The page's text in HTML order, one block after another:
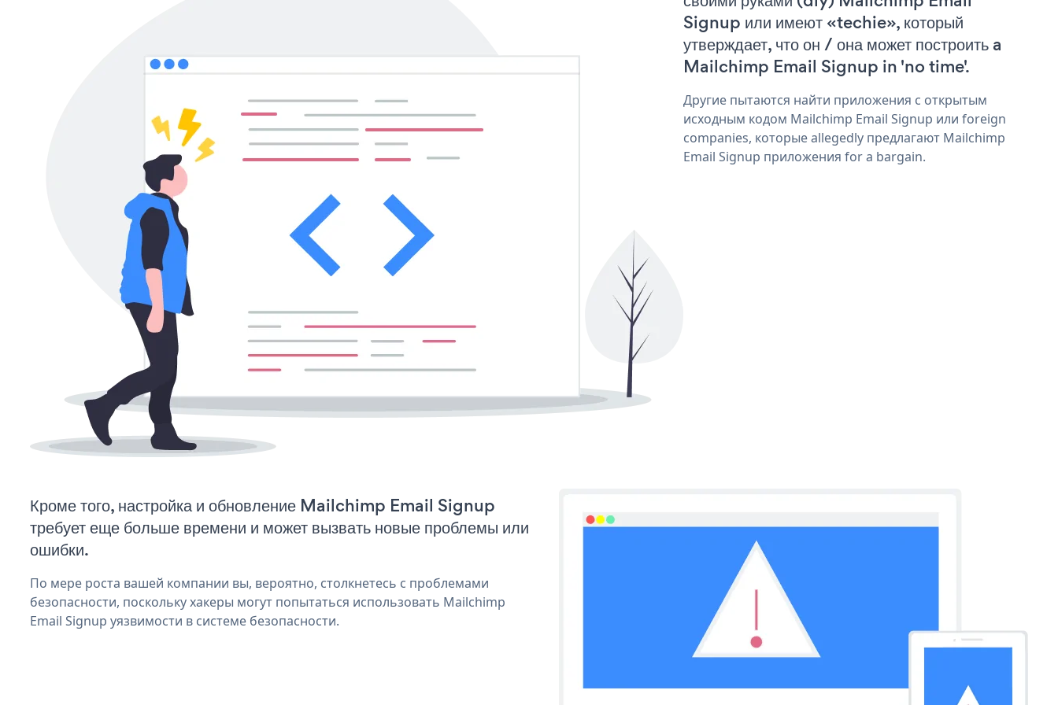
Signup или имеют «techie», который
утверждает, что он / она может построить a
Mailchimp Email Signup in 'no time'.
Другие пытаются найти приложения с открытым
исходным кодом Mailchimp Email Signup или foreign
companies, которые allegedly предлагают Mailchimp
Email Signup приложения for a bargain.
Кроме того, настройка и обновление Mailchimp Email Signup
требует еще больше времени и может вызвать новые проблемы или
ошибки.
По мере роста вашей компании вы, вероятно, столкнетесь с проблемами
безопасности, поскольку хакеры могут попытаться использовать Mailchimp
Email Signup уязвимости в системе безопасности.